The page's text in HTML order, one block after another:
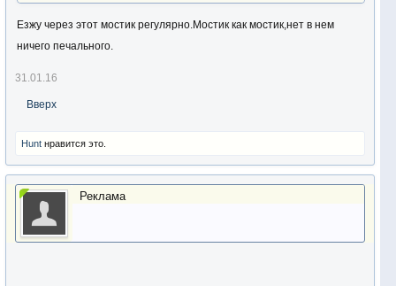
Езжу через этот мостик регулярно.Мостик как мостик,нет в нем
ничего печального.
31.01.16
Вверх
Hunt нравится это.
Реклама